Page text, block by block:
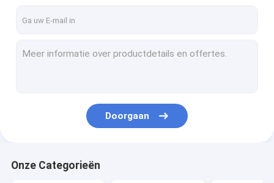
De Gootsteen van de Topmountkeuken
De Tribune van de roestvrij staalgootsteen
Doorgaan
Onze Categorieën